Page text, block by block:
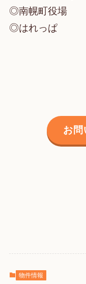
◎南幌町役
◎はれっぱ
お問
物件情報